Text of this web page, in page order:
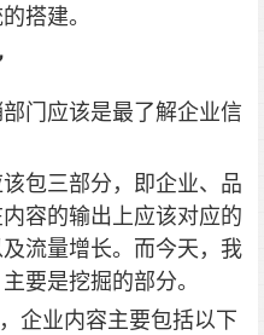
搭建。
门应该是最了解企业信
包三部分，即企业、品
容的输出上应该对应的
流量增长。而今天，我
要是挖掘的部分。
企业内容主要包括以下